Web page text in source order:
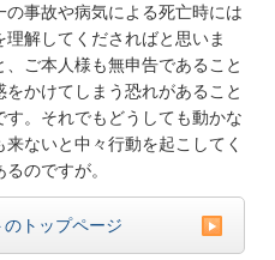
事故や病気による死亡時には
解してくださればと思いま
ご本人様も無申告であること
かけてしまう恐れがあること
。それでもどうしても動かな
ないと中々行動を起こしてく
のですが。
トップページ